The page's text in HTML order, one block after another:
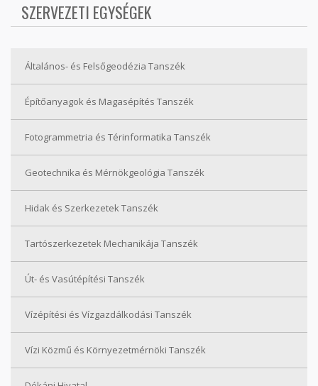
SZERVEZETI EGYSÉGEK
Általános- és Felsőgeodézia Tanszék
Építőanyagok és Magasépítés Tanszék
Fotogrammetria és Térinformatika Tanszék
Geotechnika és Mérnökgeológia Tanszék
Hidak és Szerkezetek Tanszék
Tartószerkezetek Mechanikája Tanszék
Út- és Vasútépítési Tanszék
Vízépítési és Vízgazdálkodási Tanszék
Vízi Közmű és Környezetmérnöki Tanszék